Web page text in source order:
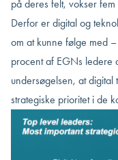
på deres felt, vokser
Derfor er digital og
om at kunne følge med
procent af EGNs ledere
undersøgelsen, at digital
strategiske prioritet i de